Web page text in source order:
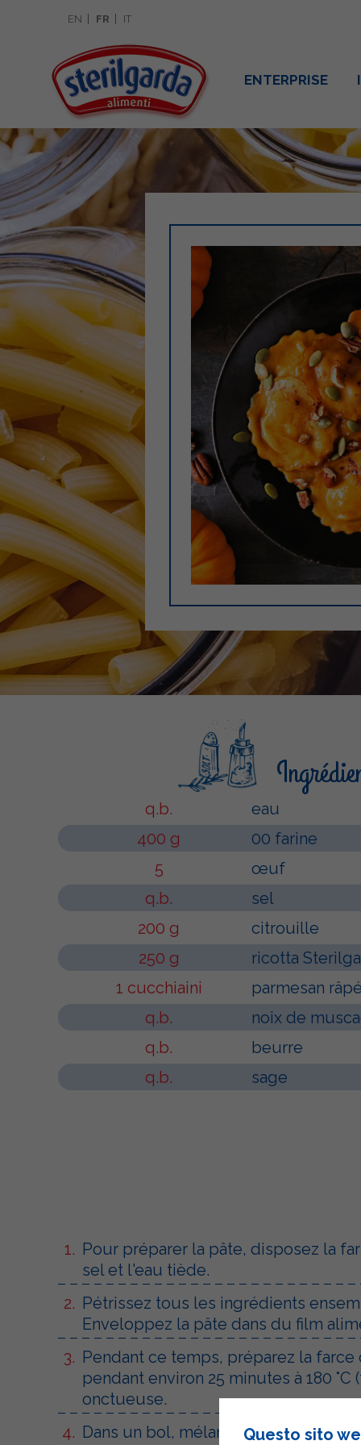
EN FR IT
ENTERPRISE
q.b.
eau
400 g
00 farine
5
œuf
q.b.
sel
200 g
citrouille
250 g
ricotta
1 cucchiaini
parmesan râpé
q.b.
noix de
q.b.
beurre
q.b.
sage
Pour préparer la pâte, disposez la
sel et l'eau tiède.
Pétrissez tous les ingrédients
Enveloppez la pâte dans du film
Pendant ce temps, préparez la
pendant environ 25 minutes à 180
onctueuse.
Dans un bol, mélanger la purée de
Questo sito